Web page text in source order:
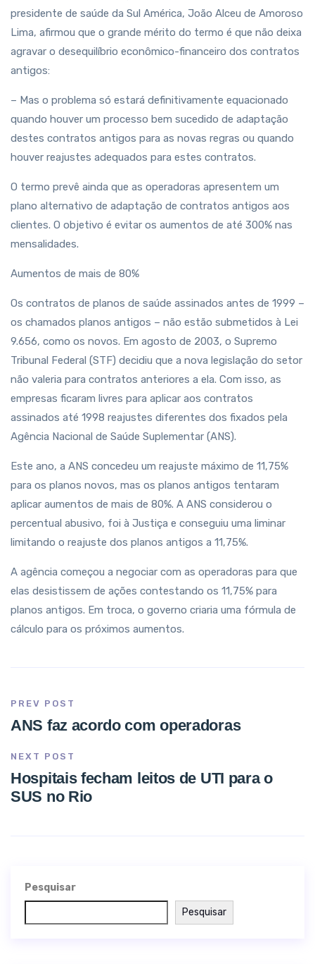
presidente de saúde da Sul América, João Alceu de Amoroso
Lima, afirmou que o grande mérito do termo é que não deixa
agravar o desequilíbrio econômico-financeiro dos contratos
antigos:
– Mas o problema só estará definitivamente equacionado
quando houver um processo bem sucedido de adaptação
destes contratos antigos para as novas regras ou quando
houver reajustes adequados para estes contratos.
O termo prevê ainda que as operadoras apresentem um
plano alternativo de adaptação de contratos antigos aos
clientes. O objetivo é evitar os aumentos de até 300% nas
mensalidades.
Aumentos de mais de 80%
Os contratos de planos de saúde assinados antes de 1999 –
os chamados planos antigos – não estão submetidos à Lei
9.656, como os novos. Em agosto de 2003, o Supremo
Tribunal Federal (STF) decidiu que a nova legislação do setor
não valeria para contratos anteriores a ela. Com isso, as
empresas ficaram livres para aplicar aos contratos
assinados até 1998 reajustes diferentes dos fixados pela
Agência Nacional de Saúde Suplementar (ANS).
Este ano, a ANS concedeu um reajuste máximo de 11,75%
para os planos novos, mas os planos antigos tentaram
aplicar aumentos de mais de 80%. A ANS considerou o
percentual abusivo, foi à Justiça e conseguiu uma liminar
limitando o reajuste dos planos antigos a 11,75%.
A agência começou a negociar com as operadoras para que
elas desistissem de ações contestando os 11,75% para
planos antigos. Em troca, o governo criaria uma fórmula de
cálculo para os próximos aumentos.
PREV POST
ANS faz acordo com operadoras
NEXT POST
Hospitais fecham leitos de UTI para o
SUS no Rio
Pesquisar
Pesquisar